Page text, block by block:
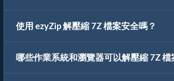
使用 ezyZip 解壓縮 7Z 檔案安全嗎？
哪些作業系統和瀏覽器可以解壓縮 7Z 檔